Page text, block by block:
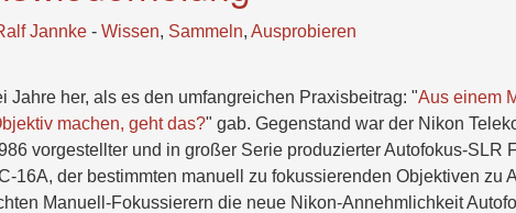
Jannke - Wissen, Sammeln, Ausprobieren
Jahre her, als es den umfangreichen Praxisbeitrag: "Aus einem
machen, geht das?" gab. Gegenstand war der Nikon
vorgestellter und in großer Serie produzierter Autofokus-SLR
16A, der bestimmten manuell zu fokussierenden Objektiven zu
Manuell-Fokussierern die neue Nikon-Annehmlichkeit